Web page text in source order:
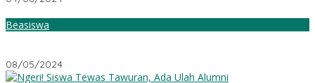
Beasiswa
08/05/2024